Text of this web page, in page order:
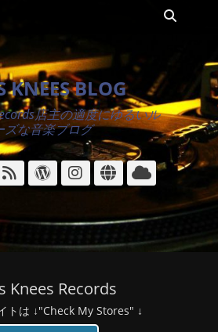
索
KNEES BLOG
店主の適度にゆるいル
ズな音楽ブログ
ィ
ド
WordPress
Instagram
サ
イ
ク
ラ
ウ
ド
Knees Records
トは ↓"Check My Stores" ↓